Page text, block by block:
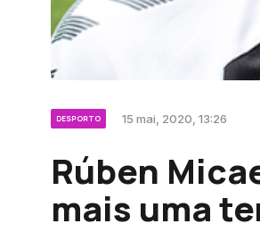
DESPORTO 15 mai, 2020, 13:26
Rúben
mais uma